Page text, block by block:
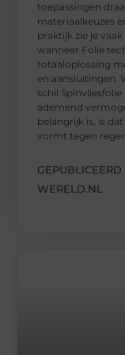
toepassingen
materiaalkeuzes
praktijk zie je
wanneer Folie
totaaloplossing
en aansluitingen.
schil
ademend
belangrijk is, is
vormt tegen
WERELD.NL